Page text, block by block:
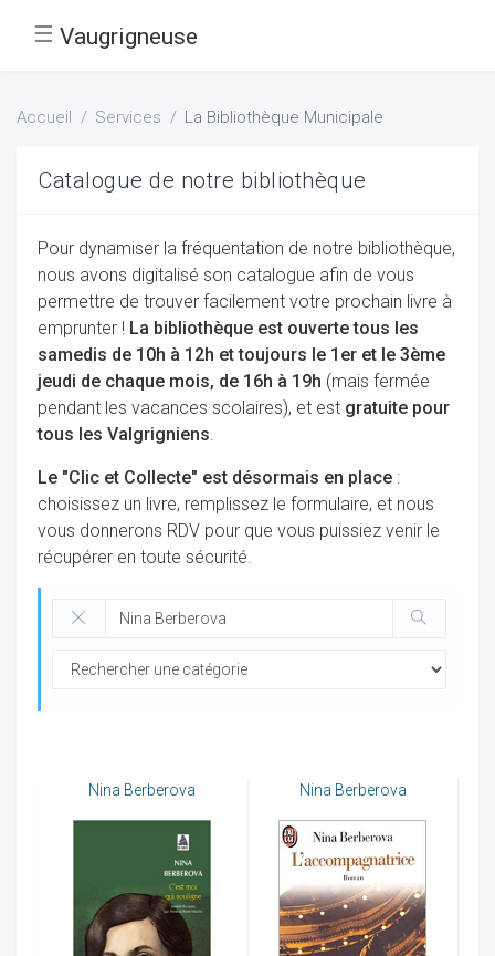
☰ Vaugrigneuse
Accueil Services La Bibliothèque Municipale
Catalogue de notre bibliothèque
Pour dynamiser la fréquentation de notre bibliothèque,
nous avons digitalisé son catalogue afin de vous
permettre de trouver facilement votre prochain livre à
emprunter ! La bibliothèque est ouverte tous les
samedis de 10h à 12h et toujours le 1er et le 3ème
jeudi de chaque mois, de 16h à 19h (mais fermée
pendant les vacances scolaires), et est gratuite pour
tous les Valgrigniens
Le "Clic et Collecte" est désormais en place:
choisissez un livre, remplissez le formulaire, et nous
vous donnerons RDV pour que vous puissiez venir le
récupérer en toute sécurité.
Nina Berberova Nina Berberova